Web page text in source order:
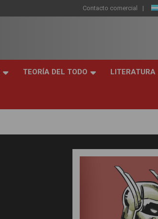
Contacto comercial
TEORÍA DEL TODO LITERATURA